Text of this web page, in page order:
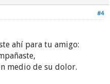
#4
ahí para tu amigo:
medio de su dolor.